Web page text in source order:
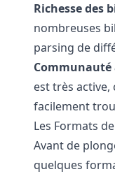
Richesse des
nombreuses
parsing de
Communauté
est très active,
facilement
Les Formats
Avant de
quelques